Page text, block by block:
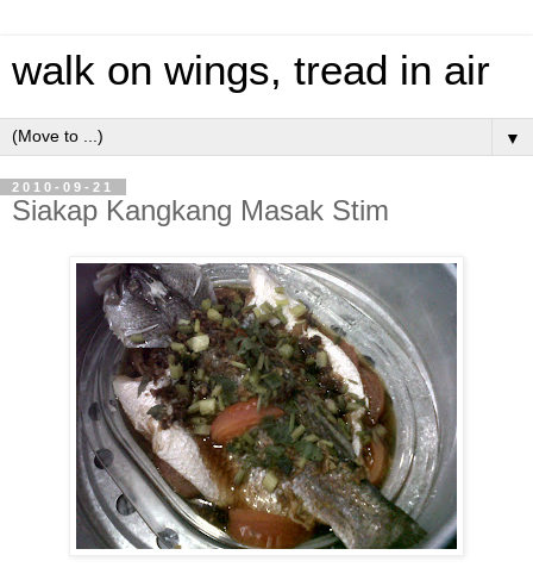
walk on wings, tread in air
▼
2010-09-21
Siakap Kangkang Masak Stim